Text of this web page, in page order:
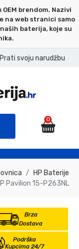
brendom. Nazivi
na web stranici samo
baterija, koje su
Prati svoju narudžbu
0
HP Baterije
Pavilion 15-P263NL
Brza
Dostava
Podrška
Kupcima 24/7